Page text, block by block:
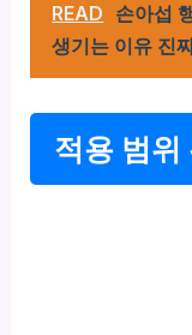
READ 손아섭
생기는 이유 진
적용 범위